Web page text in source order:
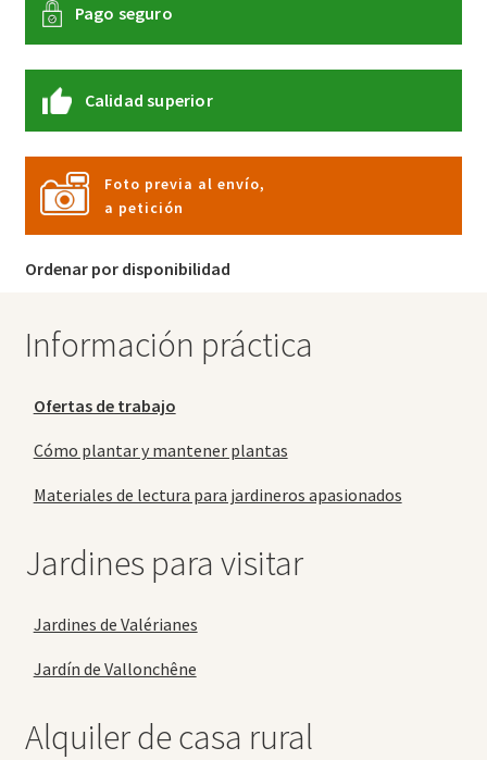
Pago seguro
Calidad superior
Foto previa al envío,
a petición
Ordenar por disponibilidad
Información práctica
Ofertas de trabajo
Cómo plantar y mantener plantas
Materiales de lectura para jardineros apasionados
Jardines para visitar
Jardines de Valérianes
Jardín de Vallonchêne
Alquiler de casa rural